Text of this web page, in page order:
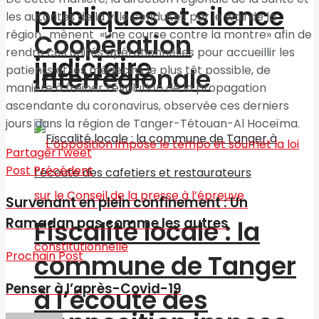
Coopération
interrégionale
Fiscalité locale : la
commune de Tanger
à l’écoute des
publiques et silence
judiciaire
les autorités de la ville conduites par le wali de la
région, mènent «une course contre la montre» afin de
rendre ces unités opérationnelles pour accueillir les
patients et les médecins le plus tôt possible, de
manière à freiner l’évolution de la propagation
ascendante du coronavirus, observée ces derniers
jours dans la région de Tanger-Tétouan-Al Hoceïma.
PartagerTweet
Post Précédent
Survenant en plein confinement : Un
Ramadan pas comme les autres
Prochain Post
Penser à l’après-Covid-19